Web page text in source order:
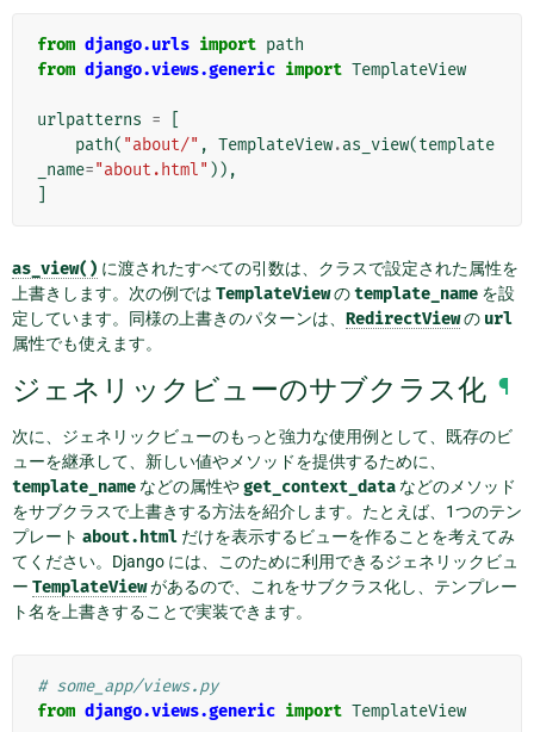
from django.urls import path
from django.views.generic import TemplateView
urlpatterns =
path( "about/" , TemplateView.as_view(template
_name="about.html" )),
as_view() に渡されたすべての引数は、クラスで設定された属性を
上書きします。次の例では TemplateViewのtemplate_name を設
定しています。同様の上書きのパターンは、 RedirectViewの url
属性でも使えます。
ジェネリックビューのサブクラス化 ¶
次に、ジェネリックビューのもっと強力な使用例として、既存のビ
ューを継承して、新しい値やメソッドを提供するために、
template_name などの属性やget_context_data などのメソッド
をサブクラスで上書きする方法を紹介します。たとえば、1つのテン
プレート about.html だけを表示するビューを作ることを考えてみ
てください。Django には、このために利用できるジェネリックビュ
ー TemplateViewがあるので、これをサブクラス化し、テンプレー
ト名を上書きすることで実装できます。
# some_app/views.py
from django.views.generic import TemplateView